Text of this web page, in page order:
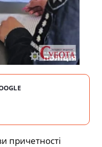
причетності